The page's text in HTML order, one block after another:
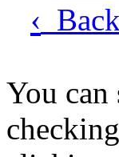
‹ Back
You can